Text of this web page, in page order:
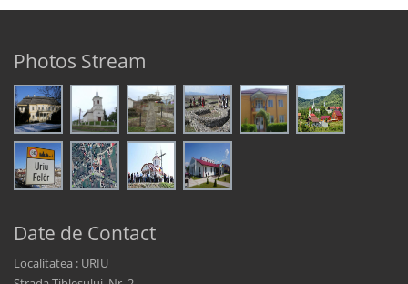
Photos Stream
Date de Contact
Localitatea : URIU